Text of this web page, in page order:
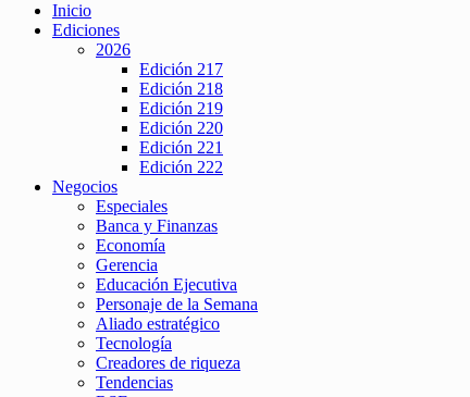
Inicio
Ediciones
2026
Edición 217
Edición 218
Edición 219
Edición 220
Edición 221
Edición 222
Negocios
Especiales
Banca y Finanzas
Economía
Gerencia
Educación Ejecutiva
Personaje de la Semana
Aliado estratégico
Tecnología
Creadores de riqueza
Tendencias